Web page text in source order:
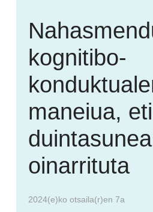
kognitibo-
maneiua,
oinarrituta
2024(e)ko otsaila(r)en 7a